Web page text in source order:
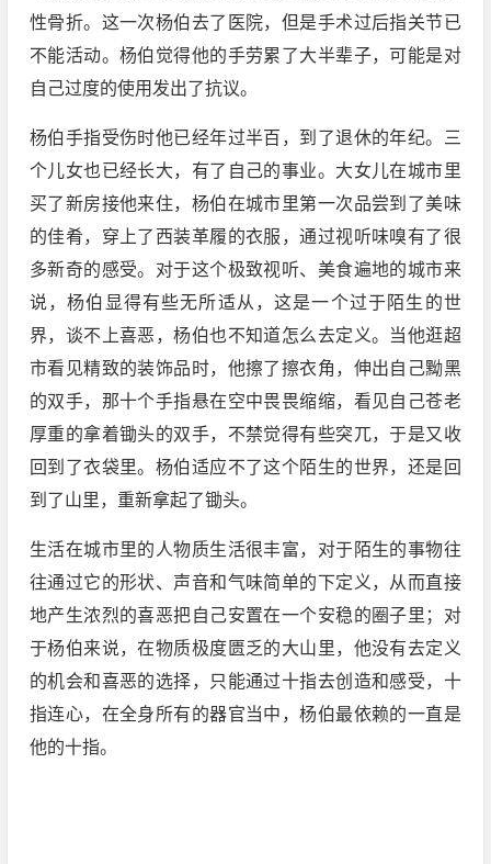
性骨折。这一次杨伯去了医院，但是手术过后指关节已
不能活动。杨伯觉得他的手劳累了大半辈子，可能是对
自己过度的使用发出了抗议。
杨伯手指受伤时他已经年过半百，到了退休的年纪。三
个儿女也已经长大，有了自己的事业。大女儿在城市里
买了新房接他来住，杨伯在城市里第一次品尝到了美味
的佳肴，穿上了西装革履的衣服，通过视听味嗅有了很
多新奇的感受。对于这个极致视听、美食遍地的城市来
说，杨伯显得有些无所适从，这是一个过于陌生的世
界，谈不上喜恶，杨伯也不知道怎么去定义。当他逛超
市看见精致的装饰品时，他擦了擦衣角，伸出自己黝黑
的双手，那十个手指悬在空中畏畏缩缩，看见自己苍老
厚重的拿着锄头的双手，不禁觉得有些突兀，于是又收
回到了衣袋里。杨伯适应不了这个陌生的世界，还是回
到了山里，重新拿起了锄头。
生活在城市里的人物质生活很丰富，对于陌生的事物往
往通过它的形状、声音和气味简单的下定义，从而直接
地产生浓烈的喜恶把自己安置在一个安稳的圈子里；对
于杨伯来说，在物质极度匮乏的大山里，他没有去定义
的机会和喜恶的选择，只能通过十指去创造和感受，十
指连心，在全身所有的器官当中，杨伯最依赖的一直是
他的十指。